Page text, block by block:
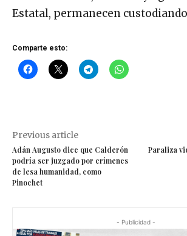
Estatal, permanecen
Comparte esto:
Previous article
Adán Augusto dice que Calderón
podría ser juzgado por crímenes
de lesa humanidad, como
Pinochet
Paraliza
- Publicidad -